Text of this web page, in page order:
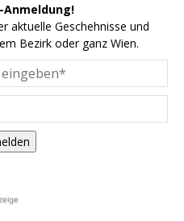
aktuelle Geschehnisse und
Bezirk oder ganz Wien.